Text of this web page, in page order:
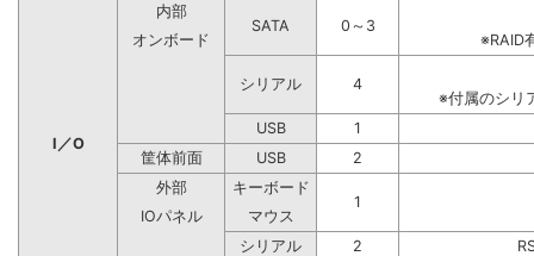
I／O
内部
SATA
0～3
オンボード
※RAID
シリアル
4
※付属のシリ
USB
1
筐体前面
USB
2
外部
キーボード
1
IOパネル
マウス
シリアル
2